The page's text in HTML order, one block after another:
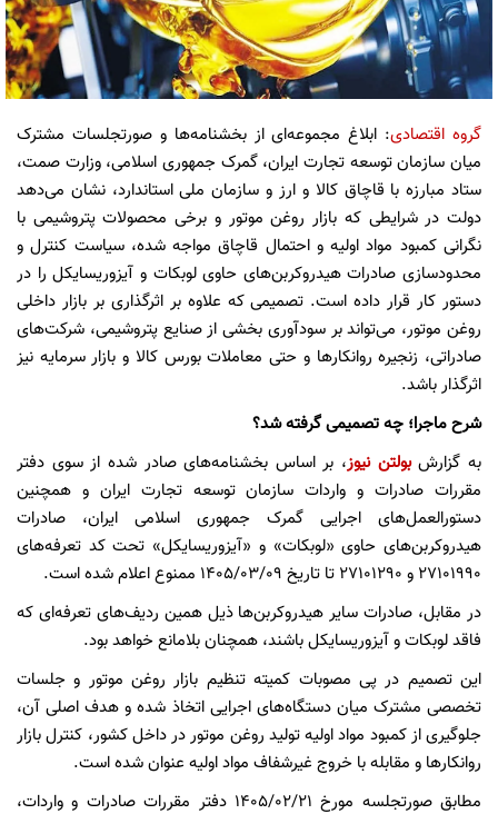
گروه اقتصادی: ابلاغ مجموعه‌ای از بخشنامه‌ها و صورتجلسات مشترک
میان سازمان توسعه تجارت ایران، گمرک جمهوری اسلامی، وزارت صمت،
ستاد مبارزه با قاچاق کالا و ارز و سازمان ملی استاندارد، نشان می‌دهد
دولت در شرایطی که بازار روغن موتور و برخی محصولات پتروشیمی با
نگرانی کمبود مواد اولیه و احتمال قاچاق مواجه شده، سیاست کنترل و
محدودسازی صادرات هیدروکربن‌های حاوی لوبکات و آیزوریسایکل را در
دستور کار قرار داده است. تصمیمی که علاوه بر اثرگذاری بر بازار داخلی
روغن موتور، می‌تواند بر سودآوری بخشی از صنایع پتروشیمی، شرکت‌های
صادراتی، زنجیره روانکارها و حتی معاملات بورس کالا و بازار سرمایه نیز
اثرگذار باشد.
شرح ماجرا؛ چه تصمیمی گرفته شد؟
به گزارشبولتن نیوز، بر اساس بخشنامه‌های صادر شده از سوی دفتر
مقررات صادرات و واردات سازمان توسعه تجارت ایران و همچنین
دستورالعمل‌های اجرایی گمرک جمهوری اسلامی ایران، صادرات
هیدروکربن‌های حاوی «لوبکات» و «آیزوریسایکل» تحت کد تعرفه‌های
۲۷۱۰۱۹۹۰ و ۲۷۱۰۱۲۹۰ تا تاریخ ۱۴۰۵/۰۳/۰۹ ممنوع اعلام شده است.
در مقابل، صادرات سایر هیدروکربن‌ها ذیل همین ردیف‌های تعرفه‌ای که
فاقد لوبکات و آیزوریسایکل باشند، همچنان بلامانع خواهد بود.
این تصمیم در پی مصوبات کمیته تنظیم بازار روغن موتور و جلسات
تخصصی مشترک میان دستگاه‌های اجرایی اتخاذ شده و هدف اصلی آن،
جلوگیری از کمبود مواد اولیه تولید روغن موتور در داخل کشور، کنترل بازار
روانکارها و مقابله با خروج غیرشفاف مواد اولیه عنوان شده است.
مطابق صورتجلسه مورخ ۱۴۰۵/۰۲/۲۱ دفتر مقررات صادرات و واردات،